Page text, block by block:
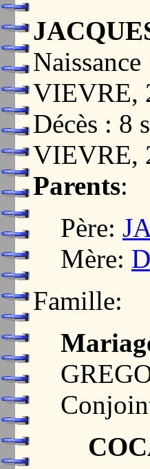
VIEVRE,
Décès : 8
VIEVRE,
Parents:
Père:
Mère:
Famille: